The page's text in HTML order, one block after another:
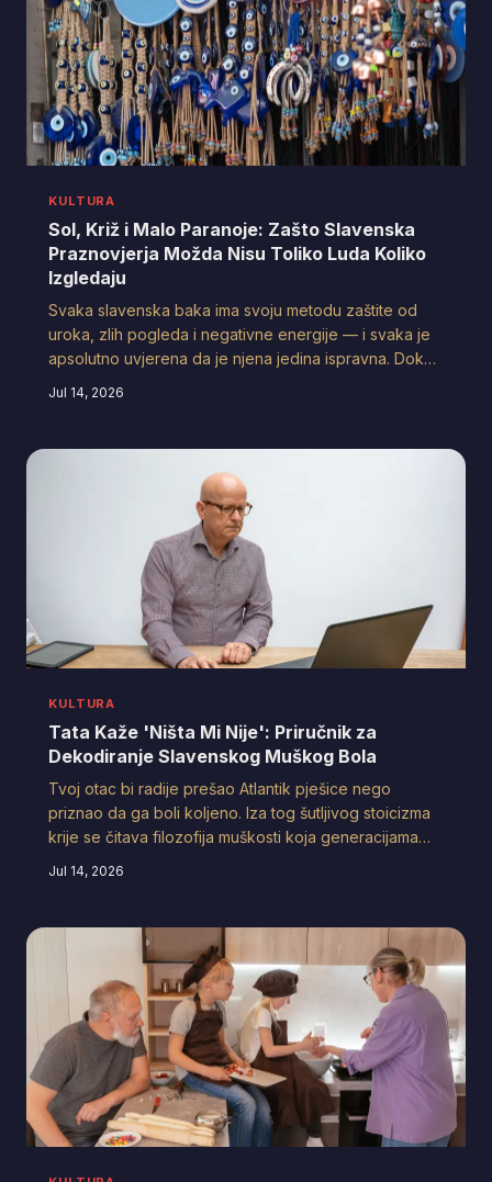
KULTURA
Sol, Križ i Malo Paranoje: Zašto Slavenska
Praznovjerja Možda Nisu Toliko Luda Koliko
Izgledaju
Svaka slavenska baka ima svoju metodu zaštite od
uroka, zlih pogleda i negativne energije — i svaka je
apsolutno uvjerena da je njena jedina ispravna. Dok
samo: je li to mudrost ili samo organizirana paranoja?
Jul 14, 2026
KULTURA
Tata Kaže 'Ništa Mi Nije': Priručnik za
Dekodiranje Slavenskog Muškog Bola
Tvoj otac bi radije prešao Atlantik pješice nego
priznao da ga boli koljeno. Iza tog šutljivog stoicizma
krije se čitava filozofija muškosti koja generacijama
Jul 14, 2026